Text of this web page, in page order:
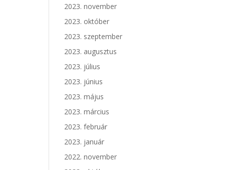
2023. november
2023. október
2023. szeptember
2023. augusztus
2023. július
2023. június
2023. május
2023. március
2023. február
2023. január
2022. november